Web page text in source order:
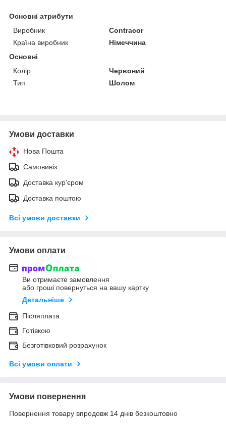
Основні атрибути
Виробник
Contracor
Країна виробник
Німеччина
Основні
Колір
Червоний
Тип
Шолом
Умови доставки
Нова Пошта
Самовивіз
Доставка кур'єром
Доставка поштою
Всі умови доставки
Умови оплати
Ви отримаєте замовлення
або гроші повернуться на вашу картку
Детальніше
Післяплата
Готівкою
Безготівковий розрахунок
Всі умови оплати
Умови повернення
Повернення товару впродовж 14 днів безкоштовно